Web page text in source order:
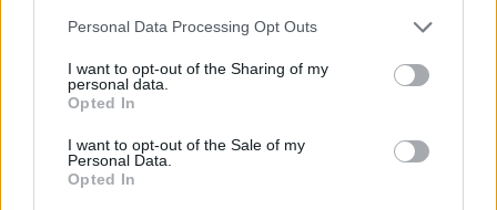
negar su consentimiento. Tenga en cuenta que algún
de su consentimiento, pero usted tiene el derecho de
rechazar tal procesamiento. Sus preferencias se aplicarán
cualquier momento entrando de nuevo en este sitio web o
visitando nuestra política de privacidad.
Personal Data Processing Opt Outs
I want to opt-out of the Sharing of my
personal data.
Opted In
I want to opt-out of the Sale of my
Personal Data.
Opted In